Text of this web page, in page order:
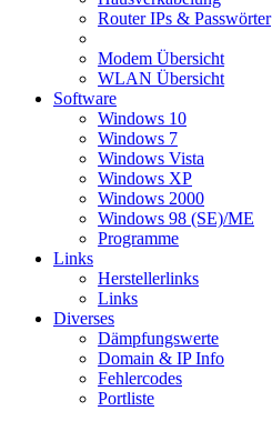
Router IPs & Passwörter
Modem Übersicht
WLAN Übersicht
Software
Windows 10
Windows 7
Windows Vista
Windows XP
Windows 2000
Windows 98 (SE)/ME
Programme
Links
Herstellerlinks
Links
Diverses
Dämpfungswerte
Domain & IP Info
Fehlercodes
Portliste